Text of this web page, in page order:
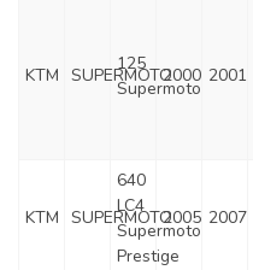
KTM SUPERMOTO
125
Supermoto
2000 2001
KTM SUPERMOTO
640
LC4
Supermoto
Prestige
2005 2007